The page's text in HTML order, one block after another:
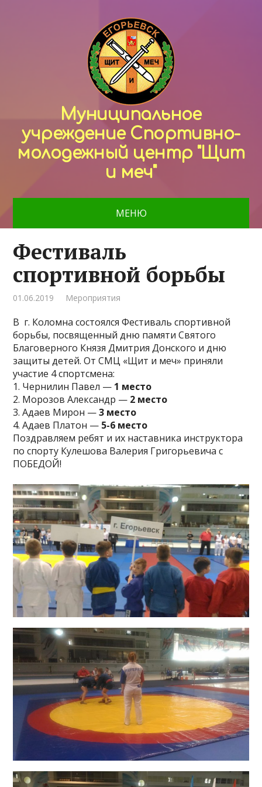
Муниципальное
учреждение Спортивно-
молодежный центр "Щит
и меч"
МЕНЮ
Фестиваль
спортивной борьбы
01.06.2019 Мероприятия
В г. Коломна состоялся Фестиваль спортивной
борьбы, посвященный дню памяти Святого
Благоверного Князя Дмитрия Донского и дню
защиты детей. От СМЦ «Щит и меч» приняли
участие 4 спортсмена:
1. Чернилин Павел — 1 место
2. Морозов Александр — 2 место
3. Адаев Мирон —3 место
4. Адаев Платон — 5-6 место
Поздравляем ребят и их наставника инструктора
по спорту Кулешова Валерия Григорьевича с
ПОБЕДОЙ!